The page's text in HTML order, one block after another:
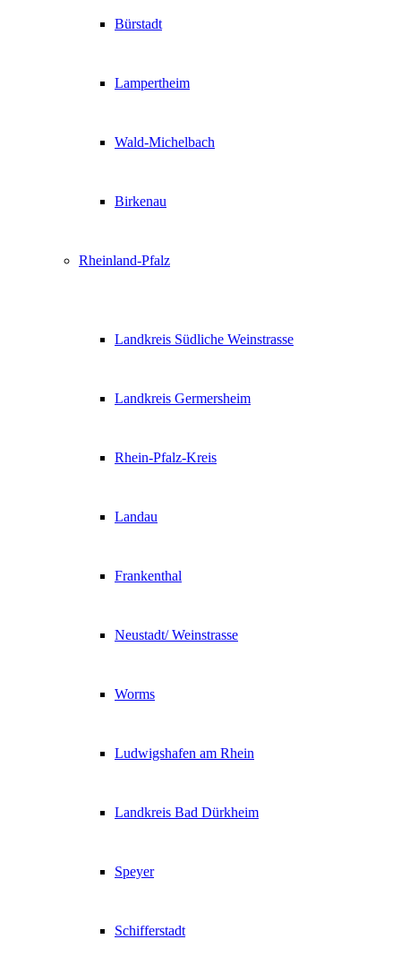
Bürstadt
Lampertheim
Wald-Michelbach
Birkenau
Rheinland-Pfalz
Landkreis Südliche Weinstrasse
Landkreis Germersheim
Rhein-Pfalz-Kreis
Landau
Frankenthal
Neustadt/ Weinstrasse
Worms
Ludwigshafen am Rhein
Landkreis Bad Dürkheim
Speyer
Schifferstadt